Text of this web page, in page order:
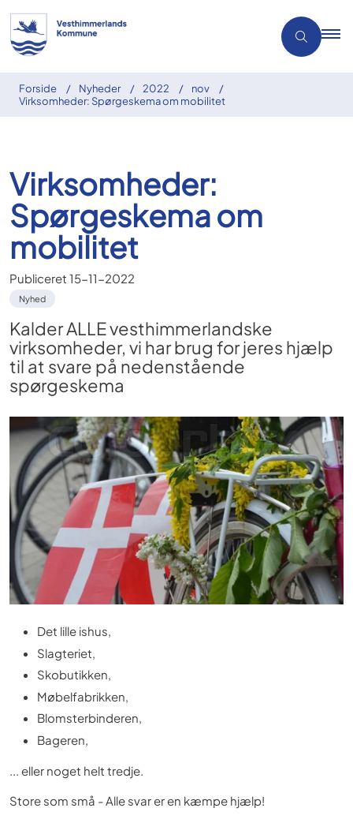
Forside Nyheder 2022
nov
Virksomheder: Spørgeskema om mobilitet
Virksomheder:
Spørgeskema om
mobilitet
Publiceret 15-11-2022
Nyhed
Kalder ALLE vesthimmerlandske
virksomheder, vi har brug for jeres hjælp
til at svare på nedenstående
spørgeskema
Det lille ishus,
Slagteriet,
Skobutikken,
Møbelfabrikken,
Blomsterbinderen,
Bageren,
... eller noget helt tredje.
Store som små - Alle svar er en kæmpe hjælp!